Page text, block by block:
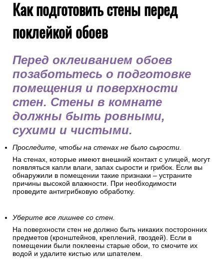
Как подготовить стены перед
поклейкой обоев
Перед оклеиванием обоев
позаботьтесь о подготовке
помещения и поверхности
стен. Стены в комнате
должны быть ровными,
сухими и чистыми.
Проследите, чтобы на стенах не было сырости.
На стенах, которые имеют внешний контакт с улицей, могут
появляться капли влаги, запах сырости и грибок. Если вы
обнаружили в помещении такие признаки – устраните
причины высокой влажности. При необходимости
проведите антигрибковую обработку.
Уберите все лишнее со стен.
На поверхности стен не должно быть никаких посторонних
предметов (кронштейнов, креплений, гвоздей). Если в
помещении были поклеены старые обои, то смочите их
водой и удалите кистью или шпателем.